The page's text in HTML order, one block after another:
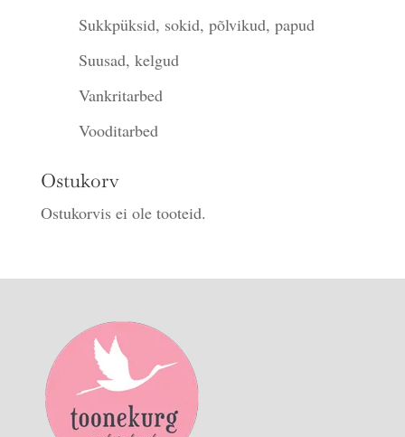
Sukkpüksid, sokid, põlvikud, papud
Suusad, kelgud
Vankritarbed
Vooditarbed
Ostukorv
Ostukorvis ei ole tooteid.